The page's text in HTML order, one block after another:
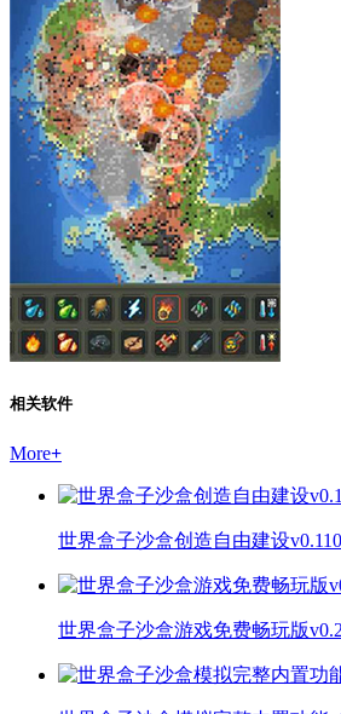
相关软件
More+
世界盒子沙盒创造自由建设
世界盒子沙盒游戏免费畅玩版